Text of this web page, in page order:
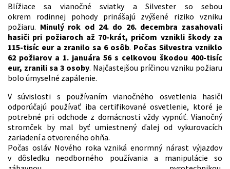
Blížiace sa vianočné sviatky a Silvester so sebou
okrem rodinnej pohody prinášajú zvýšené riziko vzniku
požiaru. Minulý rok od 24. do 26. decembra zasahovali
hasiči pri požiaroch až 70-krát, pričom vznikli škody za
115-tisíc eur a zranilo sa 6 osôb. Počas Silvestra vzniklo
62 požiarov a 1. januára 56 s celkovou škodou 400-tisíc
eur, zranili sa 3 osoby. Najčastejšou príčinou vzniku požiaru
bolo úmyselné zapálenie.
V súvislosti s používaním vianočného osvetlenia hasiči
odporúčajú používať iba certifikované osvetlenie, ktoré je
potrebné pri odchode z domácnosti vždy vypnúť. Vianočný
stromček by mal byť umiestnený ďalej od vykurovacích
zariadení a otvoreného ohňa.
Počas osláv Nového roka vzniká enormný nárast výjazdov
v dôsledku neodborného používania a manipulácie so